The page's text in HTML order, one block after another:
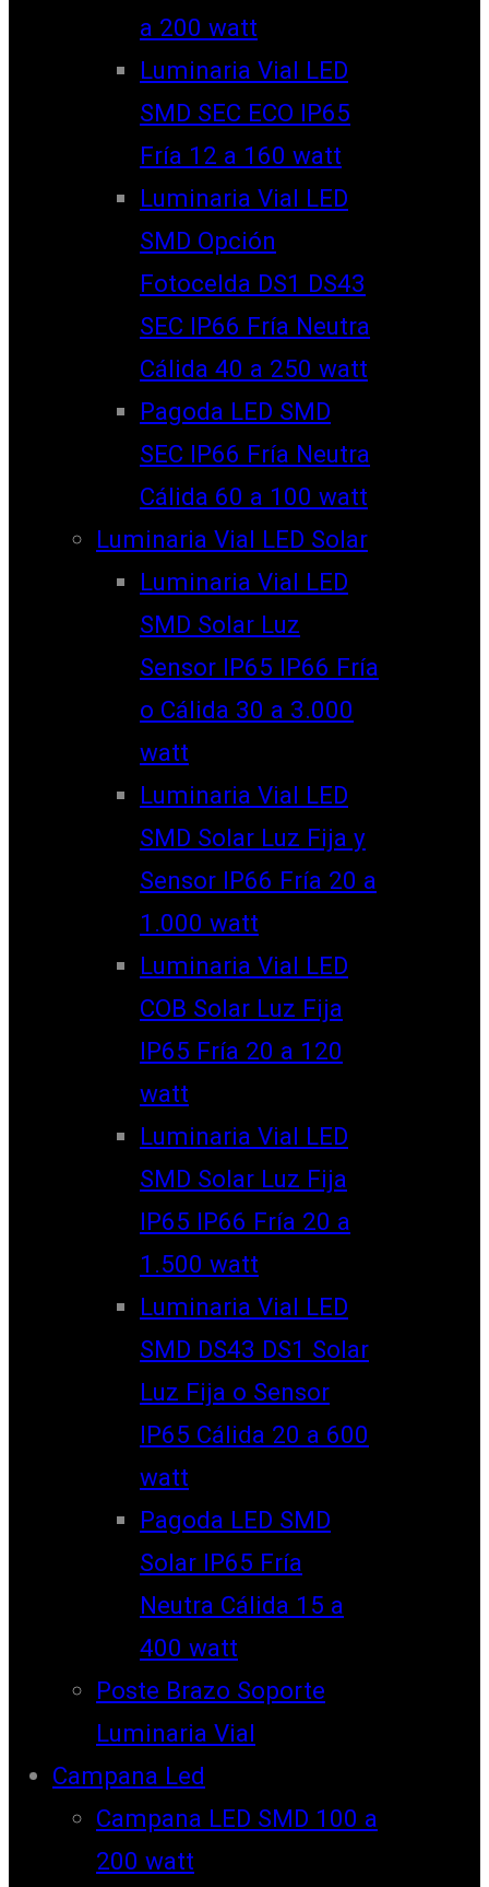
a 200 watt
Luminaria Vial LED
SMD SEC ECO IP65
Fría 12 a 160 watt
Luminaria Vial LED
SMD Opción
Fotocelda DS1 DS43
SEC IP66 Fría Neutra
Cálida 40 a 250 watt
Pagoda LED SMD
SEC IP66 Fría Neutra
Cálida 60 a 100 watt
Luminaria Vial LED Solar
Luminaria Vial LED
SMD Solar Luz
Sensor IP65 IP66 Fría
o Cálida 30 a 3.000
watt
Luminaria Vial LED
SMD Solar Luz Fija y
Sensor IP66 Fría 20 a
1.000 watt
Luminaria Vial LED
COB Solar Luz Fija
IP65 Fría 20 a 120
watt
Luminaria Vial LED
SMD Solar Luz Fija
IP65 IP66 Fría 20 a
1.500 watt
Luminaria Vial LED
SMD DS43 DS1 Solar
Luz Fija o Sensor
IP65 Cálida 20 a 600
watt
Pagoda LED SMD
Solar IP65 Fría
Neutra Cálida 15 a
400 watt
Poste Brazo Soporte
Luminaria Vial
Campana Led
Campana LED SMD 100 a
200 watt